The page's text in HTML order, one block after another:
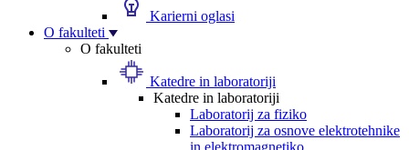
Karierni oglasi
O fakulteti
O fakulteti
Katedre in laboratoriji
Katedre in laboratoriji
Laboratorij za fiziko
Laboratorij za osnove elektrotehnike
in elektromagnetiko